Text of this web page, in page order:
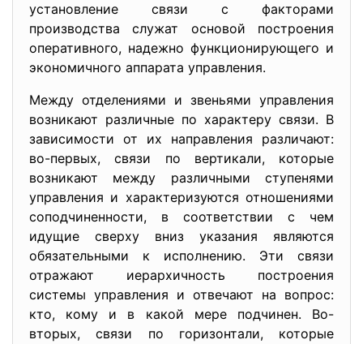
установление связи с факторами
производства служат основой построения
оперативного, надежно функционирующего и
экономичного аппарата управления.
Между отделениями и звеньями управления
возникают различные по характеру связи. В
зависимости от их направления различают:
во-первых, связи по вертикали, которые
возникают между различными ступенями
управления и характеризуются отношениями
соподчиненности, в соответствии с чем
идущие сверху вниз указания являются
обязательными к исполнению. Эти связи
отражают иерархичность построения
системы управления и отвечают на вопрос:
кто, кому и в какой мере подчинен. Во-
вторых, связи по горизонтали, которые